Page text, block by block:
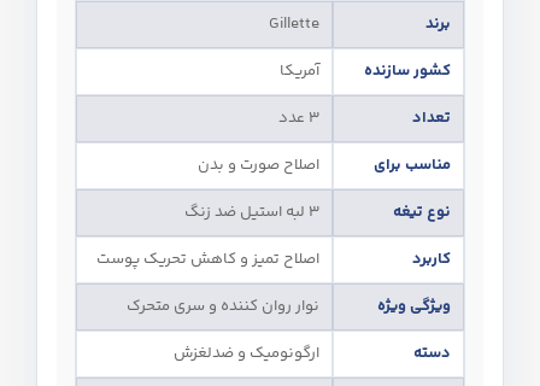
برند
Gillette
کشور سازنده
آمریکا
تعداد
۳ عدد
مناسب برای
اصلاح صورت و بدن
نوع تیغه
۳ لبه استیل ضد زنگ
کاربرد
اصلاح تمیز و کاهش تحریک پوست
ویژگی ویژه
نوار روان‌ کننده و سری متحرک
دسته
ارگونومیک و ضدلغزش